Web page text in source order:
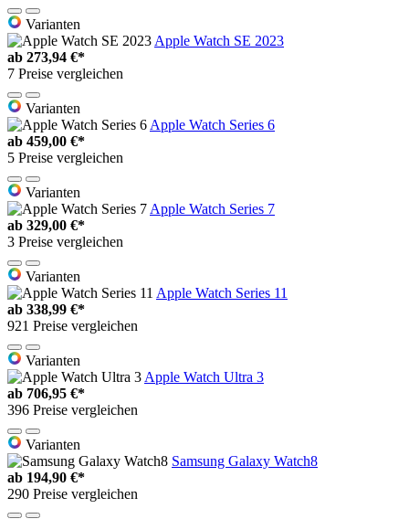
Varianten
Apple Watch SE 2023
ab 273,94 €*
7 Preise vergleichen
Varianten
Apple Watch Series 6
ab 459,00 €*
5 Preise vergleichen
Varianten
Apple Watch Series 7
ab 329,00 €*
3 Preise vergleichen
Varianten
Apple Watch Series 11
ab 338,99 €*
921 Preise vergleichen
Varianten
Apple Watch Ultra 3
ab 706,95 €*
396 Preise vergleichen
Varianten
Samsung Galaxy Watch8
ab 194,90 €*
290 Preise vergleichen